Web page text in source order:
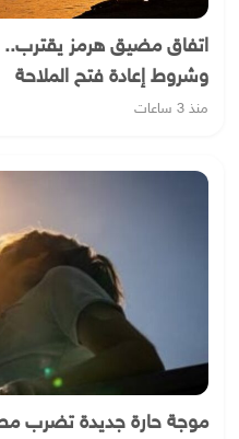
اتفاق مضيق هرمز يقترب..
وشروط إعادة فتح الملاحة
منذ 3 ساعات
موجة حارة جديدة تضرب